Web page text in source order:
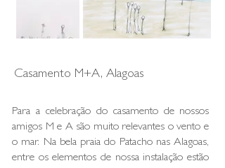
Casamento M+A, Alagoas
Para a celebração do casamento de nossos
amigos M e A são muito relevantes o vento e
o mar. Na bela praia do Patacho nas Alagoas,
entre os elementos de nossa instalação estão